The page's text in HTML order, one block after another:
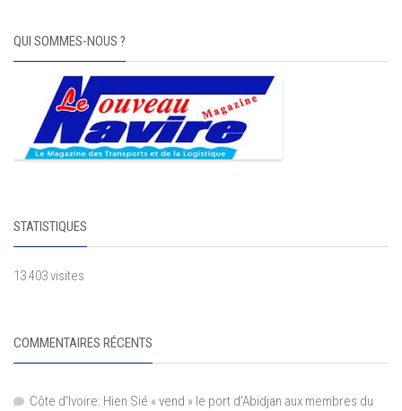
QUI SOMMES-NOUS ?
STATISTIQUES
13 403 visites
COMMENTAIRES RÉCENTS
Côte d'Ivoire: Hien Sié « vend » le port d'Abidjan aux membres du